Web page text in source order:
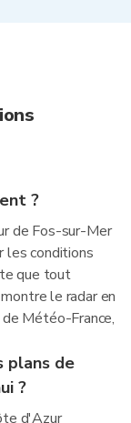
?
de Fos-sur-Mer
les conditions
que tout
le radar en
Météo-France,
plans de
?
d'Azur